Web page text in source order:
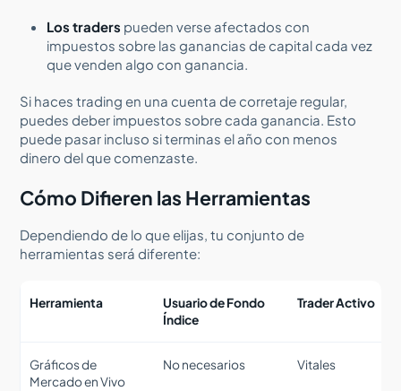
Los traders pueden verse afectados con
impuestos sobre las ganancias de capital cada vez
que venden algo con ganancia.
Si haces trading en una cuenta de corretaje regular,
puedes deber impuestos sobre cada ganancia. Esto
puede pasar incluso si terminas el año con menos
dinero del que comenzaste.
Cómo Difieren las Herramientas
Dependiendo de lo que elijas, tu conjunto de
herramientas será diferente:
Herramienta
Usuario de Fondo
Índice
Trader Activo
Gráficos de
Mercado en Vivo
No necesarios Vitales